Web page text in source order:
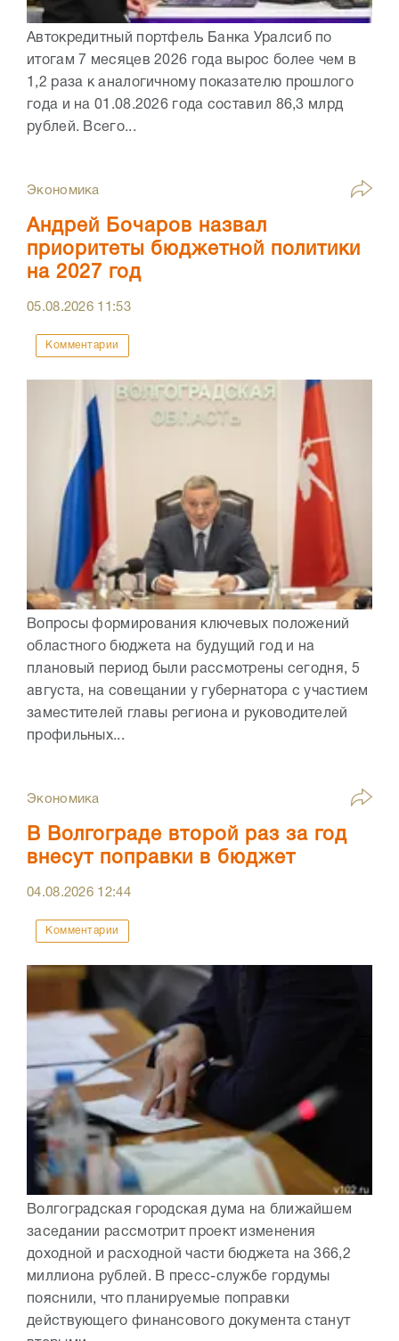
Автокредитный портфель Банка Уралсиб по
итогам 7 месяцев 2026 года вырос более чем в
1,2 раза к аналогичному показателю прошлого
года и на 01.08.2026 года составил 86,3 млрд
рублей. Всего...
Экономика
Андрей Бочаров назвал
приоритеты бюджетной политики
на 2027 год
05.08.2026 11:53
Комментарии
Вопросы формирования ключевых положений
областного бюджета на будущий год и на
плановый период были рассмотрены сегодня, 5
августа, на совещании у губернатора с участием
заместителей главы региона и руководителей
профильных...
Экономика
В Волгограде второй раз за год
внесут поправки в бюджет
04.08.2026 12:44
Комментарии
Волгоградская городская дума на ближайшем
заседании рассмотрит проект изменения
доходной и расходной части бюджета на 366,2
миллиона рублей. В пресс-службе гордумы
пояснили, что планируемые поправки
действующего финансового документа станут